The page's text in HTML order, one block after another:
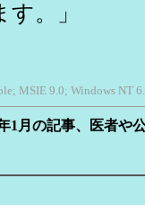
。」
MSIE 9.0; Windows NT
月の記事、医者や